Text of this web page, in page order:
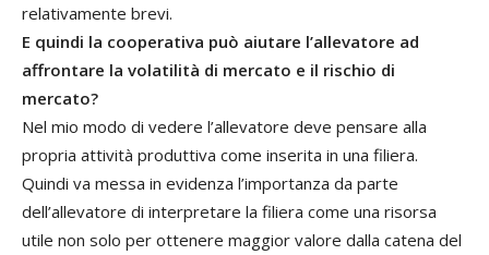
relativamente brevi.
E quindi la cooperativa può aiutare l’allevatore ad
affrontare la volatilità di mercato e il rischio di
mercato?
Nel mio modo di vedere l’allevatore deve pensare alla
propria attività produttiva come inserita in una filiera.
Quindi va messa in evidenza l’importanza da parte
dell’allevatore di interpretare la filiera come una risorsa
utile non solo per ottenere maggior valore dalla catena del